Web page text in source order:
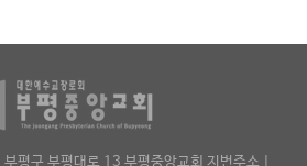
평구 부평대로 13 부평중앙교회 지번주소 |